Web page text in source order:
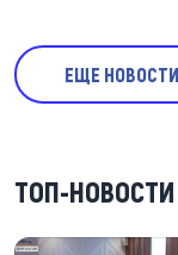
ЕЩЕ НОВОСТИ
ТОП-НОВОСТИ